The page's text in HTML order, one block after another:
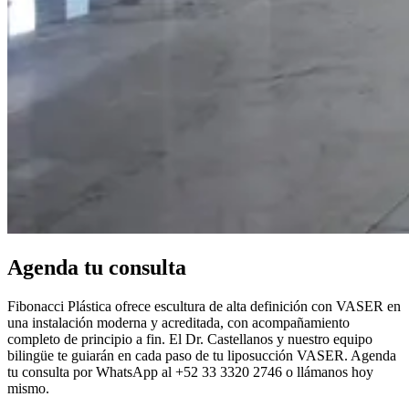
Agenda tu consulta
Fibonacci Plástica ofrece escultura de alta definición con VASER en
una instalación moderna y acreditada, con acompañamiento
completo de principio a fin. El Dr. Castellanos y nuestro equipo
bilingüe te guiarán en cada paso de tu liposucción VASER. Agenda
tu consulta por WhatsApp al +52 33 3320 2746 o llámanos hoy
mismo.